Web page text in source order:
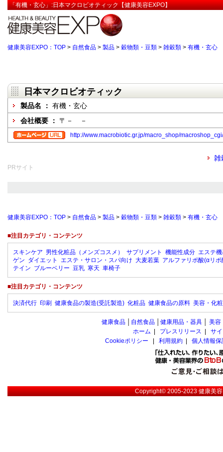
「有機・玄心」:日本マクロビオティック【健康美容EXPO】
健康美容EXPO：TOP > 自然食品 > 製品 > 穀物類・豆類 > 雑穀類 > 有機・玄心
日本マクロビオティック
製品名 ： 有機・玄心
会社概要 ： 〒－ －
http://www.macrobiotic.gr.jp/macro_shop/
雑
PRサイト
健康美容EXPO：TOP > 自然食品 > 製品 > 穀物類・豆類 > 雑穀類 > 有機・玄心
■注目カテゴリ・コンテンツ
スキンケア 男性化粧品（メンズコスメ） サプリメント 機能性成分 エステ
ゲン ダイエット エステ・サロン・スパ向け 大麦若葉 アルファリポ酸(αリポ
テイン ブルーベリー 豆乳 寒天 車椅子
■注目カテゴリ・コンテンツ
決済代行 印刷 健康食品の製造(受託製造) 化粧品 健康食品の原料 美容・化
健康食品 自然食品 健康用品・器具 美容
ホーム
プレスリリース
サ
Cookieポリシー
利用規約 個人情報
Copyright© 2005-2023健康美